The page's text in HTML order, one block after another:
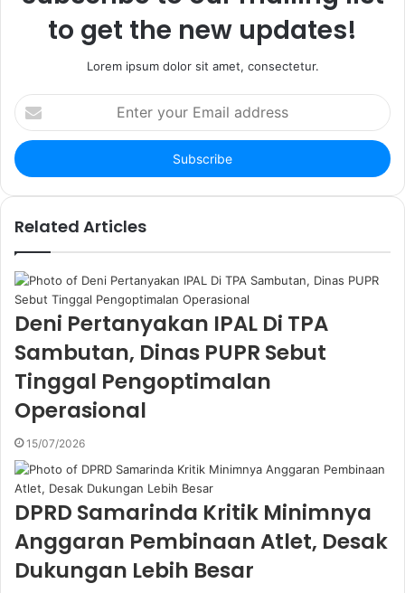
to get the new updates!
Lorem ipsum dolor sit amet, consectetur.
E
n
e
y
u
r
E
m
i
l
d
d
e
s
s
Related Articles
Deni Pertanyakan IPAL Di TPA
Sambutan, Dinas PUPR Sebut
Tinggal Pengoptimalan
Operasional
15/07/2026
DPRD Samarinda Kritik Minimnya
Anggaran Pembinaan Atlet, Desak
Dukungan Lebih Besar